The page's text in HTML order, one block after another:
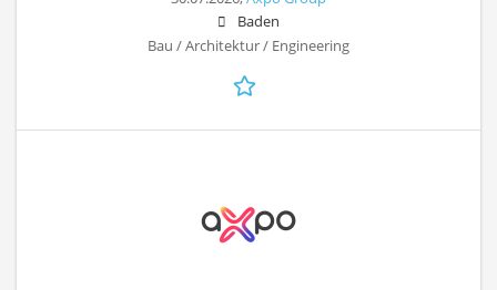
Baden
Bau / Architektur / Engineering